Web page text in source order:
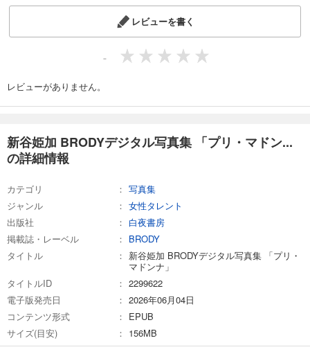
レビューを書く
-
レビューがありません。
新谷姫加 BRODYデジタル写真集 「プリ・マドン...
の詳細情報
カテゴリ
写真集
ジャンル
女性タレント
出版社
白夜書房
掲載誌・レーベル
BRODY
タイトル
新谷姫加 BRODYデジタル写真集 「プリ・
マドンナ」
タイトルID
2299622
電子版発売日
2026年06月04日
コンテンツ形式
EPUB
サイズ(目安)
156MB